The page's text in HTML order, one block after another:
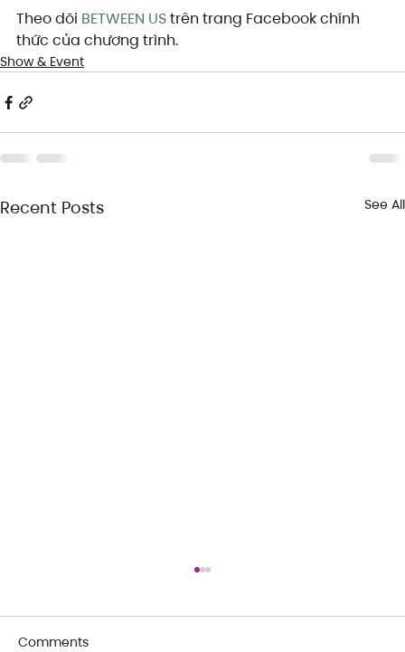
Theo dõi BETWEEN US trên trang Facebook chính
thức của chương trình.
Show & Event
Recent Posts See All
Comments